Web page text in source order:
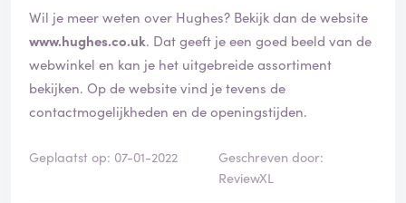
Wil je meer weten over Hughes? Bekijk dan de website
www.hughes.co.uk. Dat geeft je een goed beeld van de
webwinkel en kan je het uitgebreide assortiment
bekijken. Op de website vind je tevens de
contactmogelijkheden en de openingstijden.
Geplaatst op: 07-01-2022
Geschreven door:
ReviewXL